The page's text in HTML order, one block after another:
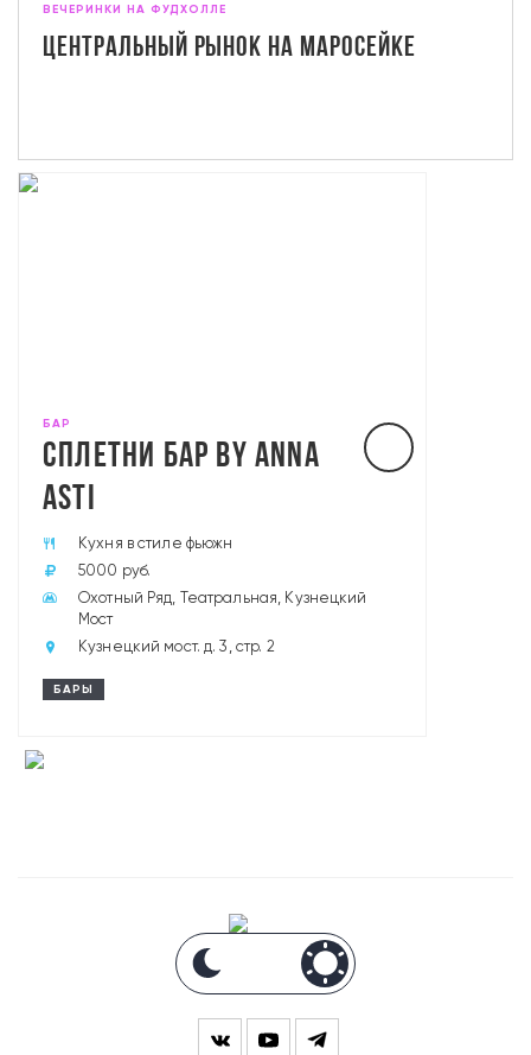
ВЕЧЕРИНКИ НА ФУДХОЛЛЕ
Центральный рынок на Маросейке
БАР
СПЛЕТНИ БАР BY ANNA
ASTI
Кухня в стиле фьюжн
5000 руб.
Охотный Ряд, Театральная, Кузнецкий
Мост
Кузнецкий мост. д. 3, стр. 2
БАРЫ